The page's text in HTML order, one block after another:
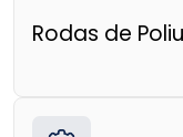
Rodas de